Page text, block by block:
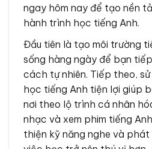
ngay hôm nay để tạo nền
hành trình học tiếng Anh.
Đầu tiên là tạo môi trường
sống hàng ngày để bạn
cách tự nhiên. Tiếp theo,
học tiếng Anh tiện lợi giúp
nơi theo lộ trình cá nhân
nhạc và xem phim tiếng
thiện kỹ năng nghe và phát